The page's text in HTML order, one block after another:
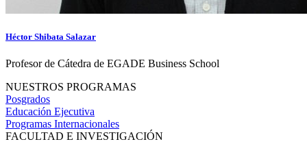
Héctor Shibata Salazar
Profesor de Cátedra de EGADE Business School
NUESTROS PROGRAMAS
Posgrados
Educación Ejecutiva
Programas Internacionales
FACULTAD E INVESTIGACIÓN